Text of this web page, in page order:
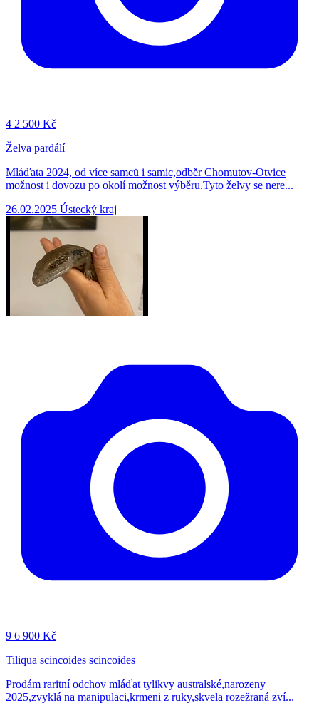
4 2 500 Kč
Želva pardálí
Mláďata 2024, od více samců i samic,odběr Chomutov-Otvice
možnost i dovozu po okolí možnost výběru.Tyto želvy se nere...
26.02.2025 Ústecký kraj
9 6 900 Kč
Tiliqua scincoides scincoides
Prodám raritní odchov mláďat tylikvy australské,narozeny
2025,zvyklá na manipulaci,krmeni z ruky,skvela rozežraná zví...